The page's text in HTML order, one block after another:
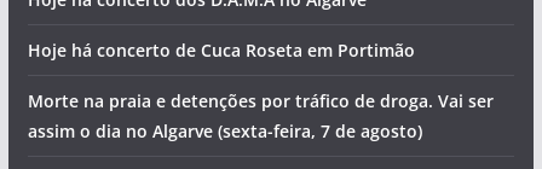
Hoje há concerto de Cuca Roseta em Portimão
Morte na praia e detenções por tráfico de droga. Vai ser
assim o dia no Algarve (sexta-feira, 7 de agosto)